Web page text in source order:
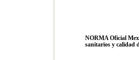
NORMA Oficial
sanitarios y calidad